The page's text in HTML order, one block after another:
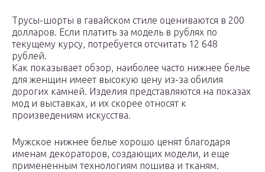
Трусы-шорты в гавайском стиле оцениваются в 200
долларов. Если платить за модель в рублях по
текущему курсу, потребуется отсчитать 12 648
рублей.
Как показывает обзор, наиболее часто нижнее белье
для женщин имеет высокую цену из-за обилия
дорогих камней. Изделия представляются на показах
мод и выставках, и их скорее относят к
произведениям искусства.
Мужское нижнее белье хорошо ценят благодаря
именам декораторов, создающих модели, и еще
примененным технологиям пошива и тканям.